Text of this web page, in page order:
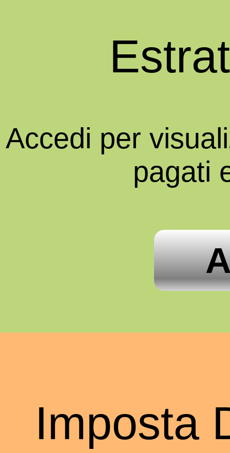
Accedi per
pagati
Imposta